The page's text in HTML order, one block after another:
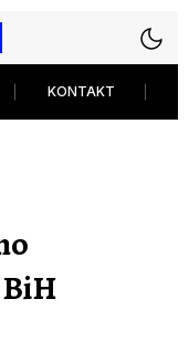
KONTAKT